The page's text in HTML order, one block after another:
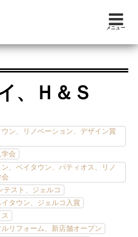
メニュー
、Ｈ＆Ｓ
ン、リノベーション、デザイン賞
会
、ベイタウン、パティオス、リノ
テスト、ジェルコ
タウン、ジェルコ入賞
リフォーム、新店舗オープン